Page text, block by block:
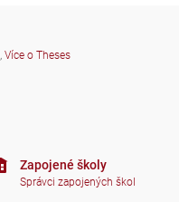
, Více o Theses
Zapojené školy
Správci zapojených škol